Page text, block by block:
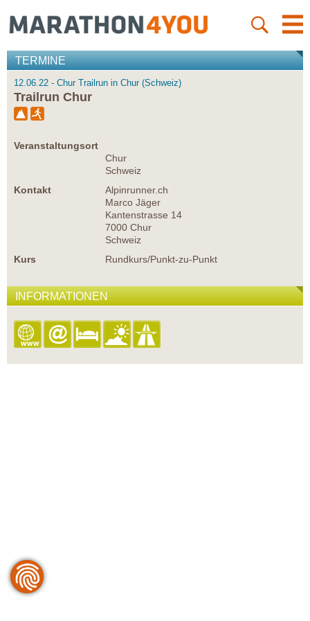
TERMINE
12.06.22 - Chur Trailrun in Chur (Schweiz)
Trailrun Chur
Veranstaltungsort
Chur
Schweiz
Kontakt
Alpinrunner.ch
Marco Jäger
Kantenstrasse 14
7000 Chur
Schweiz
Kurs
Rundkurs/Punkt-zu-Punkt
INFORMATIONEN